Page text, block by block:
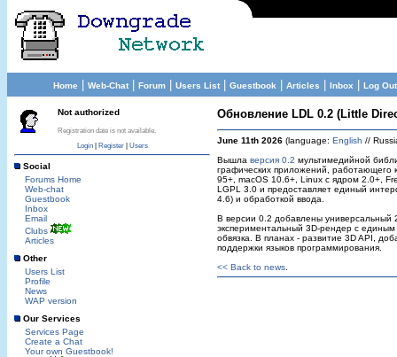
Home Web-Chat| Forum Users List| Guestbook Articles Inbox Log Out
Not authorized
Registration date is not available.
Login| Register| Users
Social
Forums Home
Web-chat
Guestbook
Inbox
Email
Clubs
Articles
Other
Users List
Profile
News
WAP version
Our Services
Services Page
Create a Chat
Your own Guestbook!
Обновление LDL 0.2 (Little
June 11th 2026 (language: English //
Вышла версия 0.2 мультимедийной
графических приложений, работающего
95+, macOS 10.6+, Linux с ядром 2.0+,
LGPL 3.0 и предоставляет единый
4.6) и обработкой ввода.
В версии 0.2 добавлены универсальный
экспериментальный 3D-рендер с
обвязка. В планах - развитие 3D API,
поддержки языков программирования.
<< Back to news